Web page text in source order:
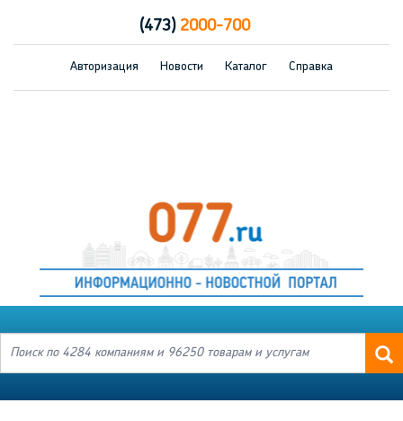
(473)2000-700
Авторизация Новости Каталог Справка